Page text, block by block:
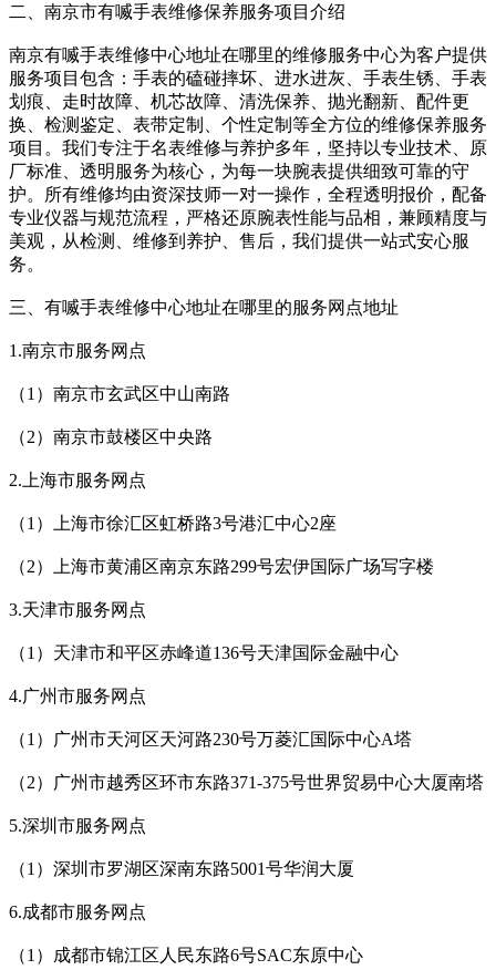
二、南京市有喴手表维修保养服务项目介绍
南京有喴手表维修中心地址在哪里的维修服务中心为客户提供
服务项目包含：手表的磕碰摔坏、进水进灰、手表生锈、手表
划痕、走时故障、机芯故障、清洗保养、抛光翻新、配件更
换、检测鉴定、表带定制、个性定制等全方位的维修保养服务
项目。我们专注于名表维修与养护多年，坚持以专业技术、原
厂标准、透明服务为核心，为每一块腕表提供细致可靠的守
护。所有维修均由资深技师一对一操作，全程透明报价，配备
专业仪器与规范流程，严格还原腕表性能与品相，兼顾精度与
美观，从检测、维修到养护、售后，我们提供一站式安心服
务。
三、有喴手表维修中心地址在哪里的服务网点地址
1.南京市服务网点
（1）南京市玄武区中山南路
（2）南京市鼓楼区中央路
2.上海市服务网点
（1）上海市徐汇区虹桥路3号港汇中心2座
（2）上海市黄浦区南京东路299号宏伊国际广场写字楼
3.天津市服务网点
（1）天津市和平区赤峰道136号天津国际金融中心
4.广州市服务网点
（1）广州市天河区天河路230号万菱汇国际中心A塔
（2）广州市越秀区环市东路371-375号世界贸易中心大厦南塔
5.深圳市服务网点
（1）深圳市罗湖区深南东路5001号华润大厦
6.成都市服务网点
（1）成都市锦江区人民东路6号SAC东原中心